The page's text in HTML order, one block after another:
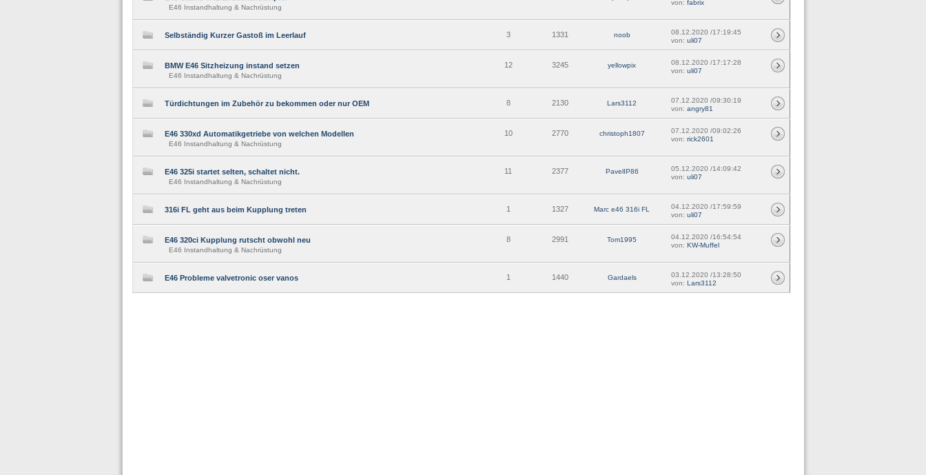
E46 Instandhaltung & Nachrüstung
von: fabrix
Selbständig Kurzer Gastoß im Leerlauf 3 1331 noob
08.12.2020 /17:19:45
von: uli07
BMW E46 Sitzheizung instand setzen
E46 Instandhaltung & Nachrüstung
12 3245 yellowpix
08.12.2020 /17:17:28
von: uli07
Türdichtungen im Zubehör zu bekommen oder nur OEM 8 2130 Lars3112
07.12.2020 /09:30:19
von: angry81
E46 330xd Automatikgetriebe von welchen Modellen
E46 Instandhaltung & Nachrüstung
10 2770 christoph1807
07.12.2020 /09:02:26
von: rick2601
E46 325i startet selten, schaltet nicht.
E46 Instandhaltung & Nachrüstung
11 2377 PavelIP86
05.12.2020 /14:09:42
von: uli07
316i FL geht aus beim Kupplung treten 1 1327 Marc e46 316i FL
04.12.2020 /17:59:59
von: uli07
E46 320ci Kupplung rutscht obwohl neu
E46 Instandhaltung & Nachrüstung
8 2991 Tom1995
04.12.2020 /16:54:54
von: KW-Muffel
E46 Probleme valvetronic oser vanos 1 1440 Gardaels
03.12.2020 /13:28:50
von: Lars3112